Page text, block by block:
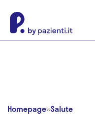
Homepage»Salute